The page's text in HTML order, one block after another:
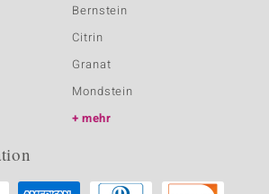
Bernstein
Citrin
Granat
Mondstein
mehr